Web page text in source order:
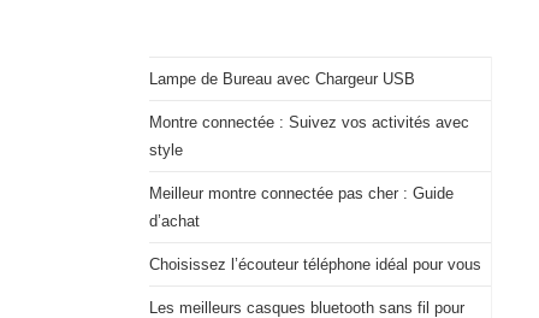
Lampe de Bureau avec Chargeur USB
Montre connectée : Suivez vos activités avec
style
Meilleur montre connectée pas cher : Guide
d’achat
Choisissez l’écouteur téléphone idéal pour vous
Les meilleurs casques bluetooth sans fil pour